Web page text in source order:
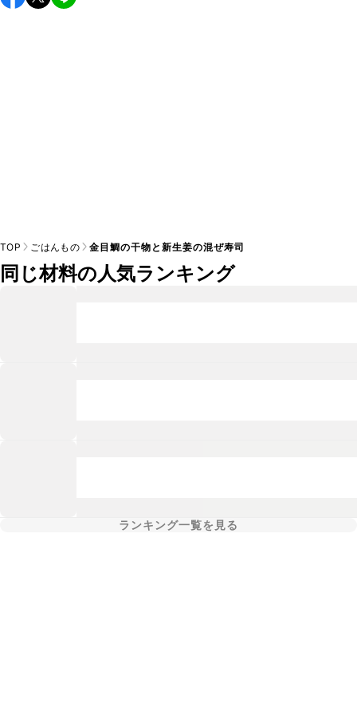
し上がりください。
TOP ごはんもの 金目鯛の干物と新生姜の混ぜ寿司
同じ材料の人気ランキング
ランキング一覧を見る